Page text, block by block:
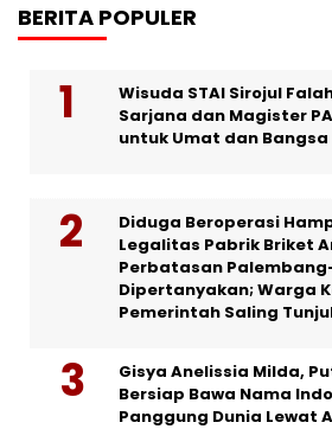
BERITA POPULER
Wisuda STAI Sirojul
Sarjana dan Magister
untuk Umat dan Bangsa
Diduga Beroperasi
Legalitas Pabrik Briket
Perbatasan
Dipertanyakan; Warga
Pemerintah Saling
Gisya Anelissia Milda,
Bersiap Bawa Nama
Panggung Dunia Lewat